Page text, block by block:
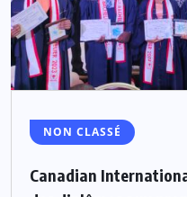
NON CLASSÉ
Canadian